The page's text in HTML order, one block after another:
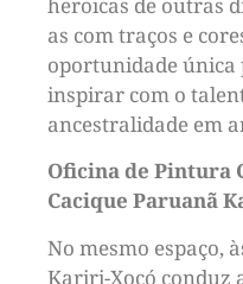
as com traços e
oportunidade única
inspirar com o
ancestralidade em
Oficina de Pintura
Cacique Paruanã
No mesmo espaço,
Kariri-Xocó conduz